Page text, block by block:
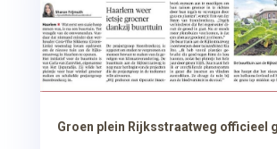
Groen plein Rijksstraatweg officieel